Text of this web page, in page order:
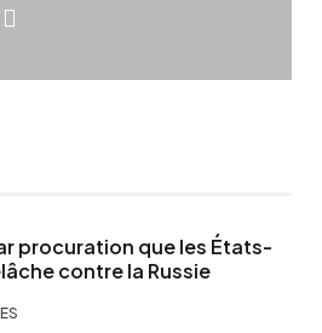
procuration que les États-
contre la Russie